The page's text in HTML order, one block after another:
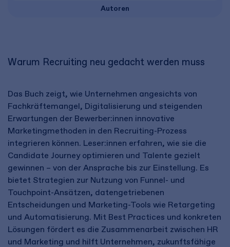
Autoren
Warum Recruiting neu gedacht werden muss
Das Buch zeigt, wie Unternehmen angesichts von
Fachkräftemangel, Digitalisierung und steigenden
Erwartungen der Bewerber:innen innovative
Marketingmethoden in den Recruiting-Prozess
integrieren können. Leser:innen erfahren, wie sie die
Candidate Journey optimieren und Talente gezielt
gewinnen – von der Ansprache bis zur Einstellung. Es
bietet Strategien zur Nutzung von Funnel- und
Touchpoint-Ansätzen, datengetriebenen
Entscheidungen und Marketing-Tools wie Retargeting
und Automatisierung. Mit Best Practices und konkreten
Lösungen fördert es die Zusammenarbeit zwischen HR
und Marketing und hilft Unternehmen, zukunftsfähige